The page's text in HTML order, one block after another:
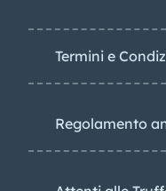
Termini e
Regolamento